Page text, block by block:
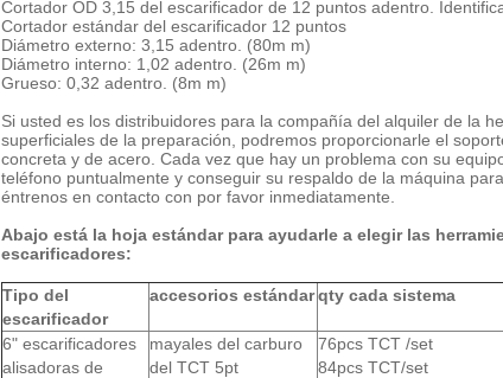
Cortador OD 3,15 del escarificador de 12 puntos adentro.
Cortador estándar del escarificador 12 puntos
Diámetro externo: 3,15 adentro. (80m m)
Diámetro interno: 1,02 adentro. (26m m)
Grueso: 0,32 adentro. (8m m)
Si usted es los distribuidores para la compañía del alquiler de la
superficiales de la preparación, podremos proporcionarle el
concreta y de acero. Cada vez que hay un problema con su
teléfono puntualmente y conseguir su respaldo de la máquina
éntrenos en contacto con por favor inmediatamente.
Abajo está la hoja estándar para ayudarle a elegir las
escarificadores:
Tipo del
escarificador
accesorios estándarqty cada sistema
6" escarificadores
alisadoras de
mayales del carburo
del TCT 5pt
76pcs TCT /set
84pcs TCT/set